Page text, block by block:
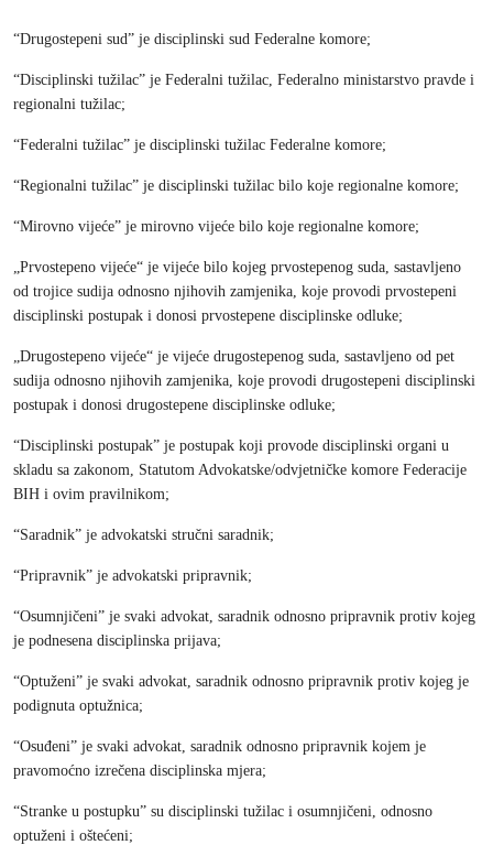
“Drugostepeni sud” je disciplinski sud Federalne komore;
“Disciplinski tužilac” je Federalni tužilac, Federalno ministarstvo pravde i
regionalni tužilac;
“Federalni tužilac” je disciplinski tužilac Federalne komore;
“Regionalni tužilac” je disciplinski tužilac bilo koje regionalne komore;
“Mirovno vijeće” je mirovno vijeće bilo koje regionalne komore;
„Prvostepeno vijeće“ je vijeće bilo kojeg prvostepenog suda, sastavljeno
od trojice sudija odnosno njihovih zamjenika, koje provodi prvostepeni
disciplinski postupak i donosi prvostepene disciplinske odluke;
„Drugostepeno vijeće“ je vijeće drugostepenog suda, sastavljeno od pet
sudija odnosno njihovih zamjenika, koje provodi drugostepeni disciplinski
postupak i donosi drugostepene disciplinske odluke;
“Disciplinski postupak” je postupak koji provode disciplinski organi u
skladu sa zakonom, Statutom Advokatske/odvjetničke komore Federacije
BIH i ovim pravilnikom;
“Saradnik” je advokatski stručni saradnik;
“Pripravnik” je advokatski pripravnik;
“Osumnjičeni” je svaki advokat, saradnik odnosno pripravnik protiv kojeg
je podnesena disciplinska prijava;
“Optuženi” je svaki advokat, saradnik odnosno pripravnik protiv kojeg je
podignuta optužnica;
“Osuđeni” je svaki advokat, saradnik odnosno pripravnik kojem je
pravomoćno izrečena disciplinska mjera;
“Stranke u postupku” su disciplinski tužilac i osumnjičeni, odnosno
optuženi i oštećeni;